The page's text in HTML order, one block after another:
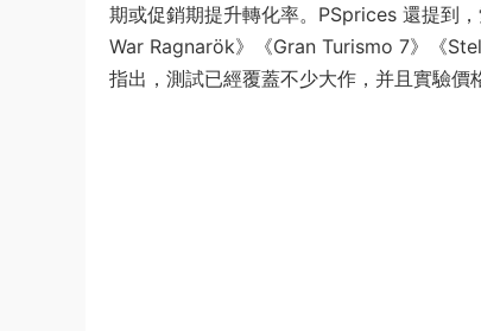
期或促銷期提升轉化率。PSprices 還提到
War Ragnarök》《Gran Turismo 7》《
指出，測試已經覆蓋不少大作，并且實驗價